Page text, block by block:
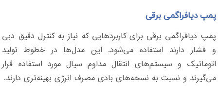
پمپ دیافراگمی برقی
پمپ دیافراگمی برقی برای کاربردهایی که نیاز به کنترل دقیق دبی
و فشار دارند استفاده می‌شود. این مدل‌ها در خطوط تولید
اتوماتیک و سیستم‌های انتقال مداوم سیال مورد استفاده قرار
می‌گیرند و نسبت به نسخه‌های بادی مصرف انرژی بهینه‌تری دارند.